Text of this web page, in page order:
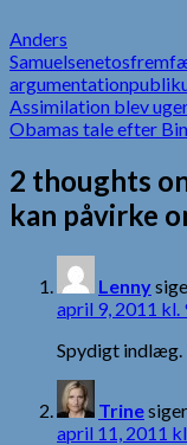
Anders
Samuelsenetos
argumentation
Assimilation blev
Obamas tale efter
2 thoughts
kan påvirke
Lenny
april 9, 2011 kl.
Spydigt indlæg.
Trine
april 11, 2011